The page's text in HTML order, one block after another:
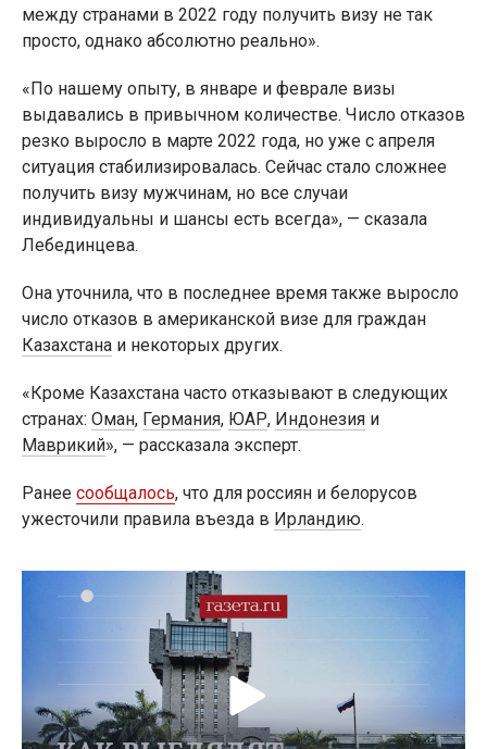
между странами в 2022 году получить визу не так
просто, однако абсолютно реально».
«По нашему опыту, в январе и феврале визы
выдавались в привычном количестве. Число отказов
резко выросло в марте 2022 года, но уже с апреля
ситуация стабилизировалась. Сейчас стало сложнее
получить визу мужчинам, но все случаи
индивидуальны и шансы есть всегда», — сказала
Лебединцева.
Она уточнила, что в последнее время также выросло
число отказов в американской визе для граждан
Казахстана и некоторых других.
«Кроме Казахстана часто отказывают в следующих
странах: Оман, Германия, ЮАР, Индонезия и
Маврикий», — рассказала эксперт.
Ранее сообщалось, что для россиян и белорусов
ужесточили правила въезда в Ирландию.